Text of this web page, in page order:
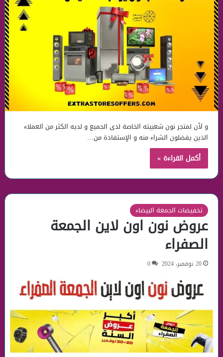
و لأن لمتجر نون شعبيته الخاصة لدى الجميع و لديه الكثر من العملاء
الذين يفضلون الشراء منه و الإستفادة من…
أكمل القراءة »
تخفيضات الجمعة البيضاء
عروض نون اون لاين​ الجمعة
الصفراء
20 نوفمبر، 2024 0